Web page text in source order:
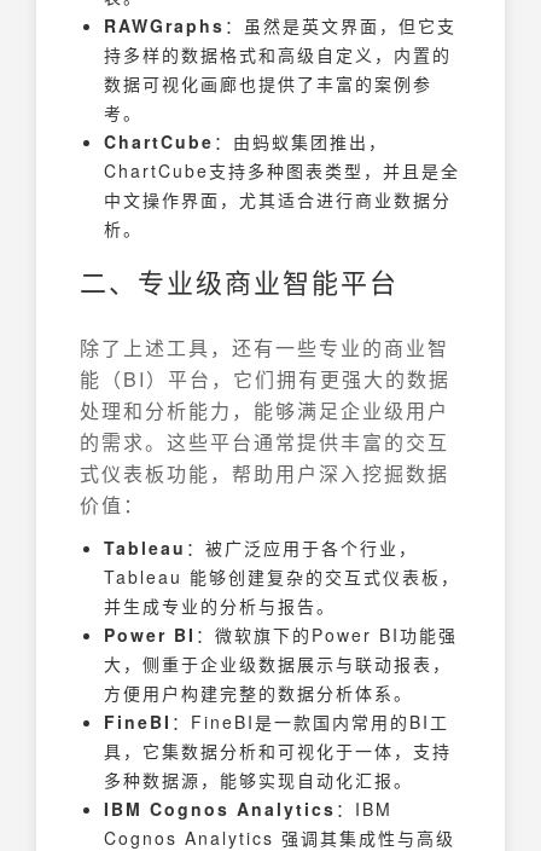
RAWGraphs ：虽然是英文界面，但它支
持多样的数据格式和高级自定义，内置的
数据可视化画廊也提供了丰富的案例参
考。
ChartCube ：由蚂蚁集团推出，
ChartCube支持多种图表类型，并且是全
中文操作界面，尤其适合进行商业数据分
析。
二、专业级商业智能平台
除了上述工具，还有一些专业的商业智
能（BI）平台，它们拥有更强大的数据
处理和分析能力，能够满足企业级用户
的需求。这些平台通常提供丰富的交互
式仪表板功能，帮助用户深入挖掘数据
价值：
Tableau ：被广泛应用于各个行业，
Tableau 能够创建复杂的交互式仪表板，
并生成专业的分析与报告。
Power BI ：微软旗下的Power BI功能强
大，侧重于企业级数据展示与联动报表，
方便用户构建完整的数据分析体系。
FineBI ：FineBI是一款国内常用的BI工
具，它集数据分析和可视化于一体，支持
多种数据源，能够实现自动化汇报。
IBM Cognos Analytics ：IBM
Cognos Analytics 强调其集成性与高级